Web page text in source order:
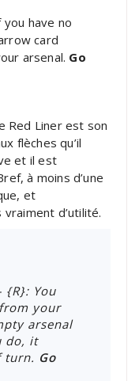
you have no
card
arsenal. Go
Red Liner est son
flèches qu’il
et il est
à moins d’une
et
d’utilité.
{R}: You
your
arsenal
do, it
turn. Go